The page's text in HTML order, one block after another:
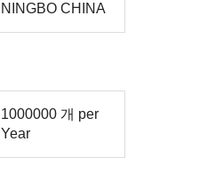
NINGBO CHINA
1000000 개 per
Year